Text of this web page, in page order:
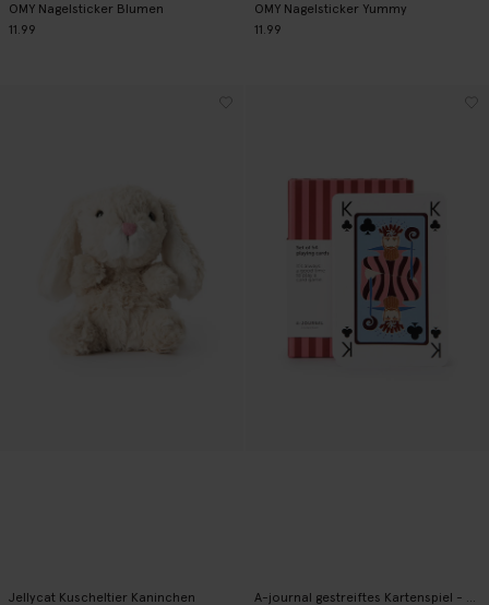
OMY Nagelsticker Blumen
11.99
OMY Nagelsticker Yummy
11.99
Jellycat Kuscheltier Kaninchen